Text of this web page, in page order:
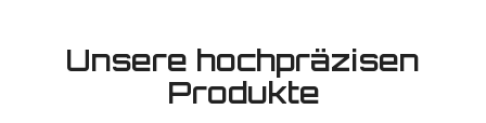
Unsere hochpräzisen
Produkte